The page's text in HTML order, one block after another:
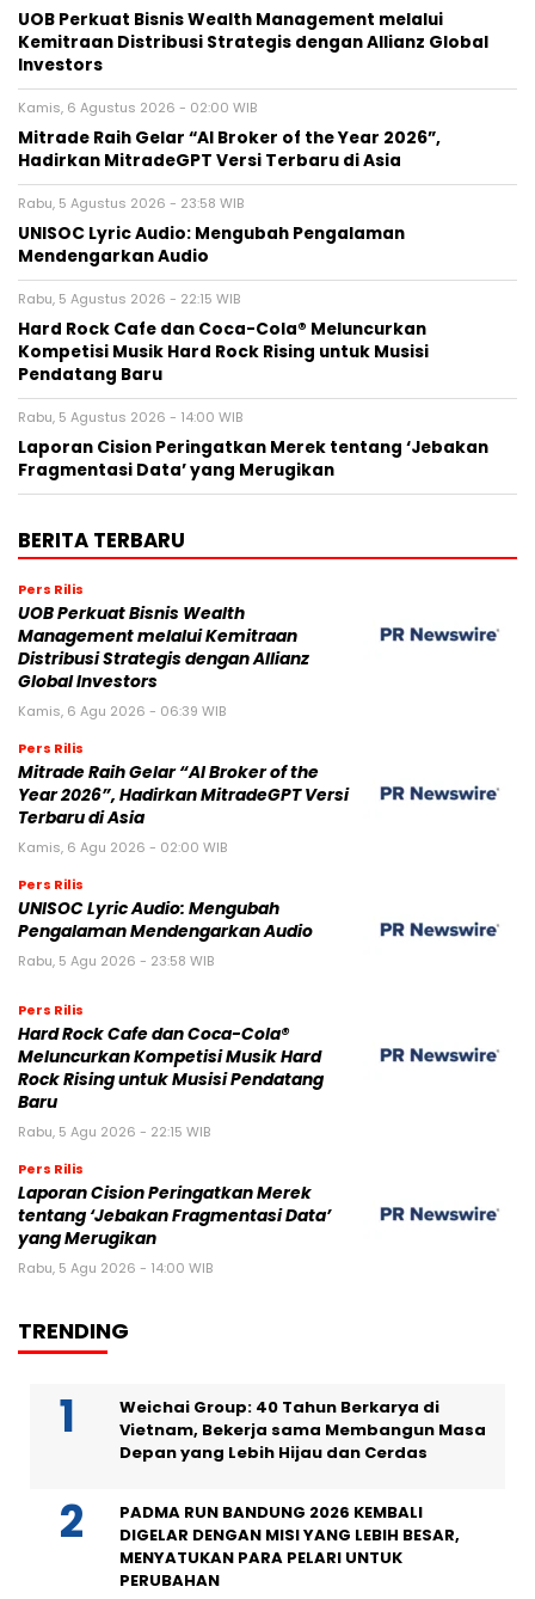
UOB Perkuat Bisnis Wealth Management melalui
Kemitraan Distribusi Strategis dengan Allianz Global
Investors
Kamis, 6 Agustus 2026 - 02:00 WIB
Mitrade Raih Gelar “AI Broker of the Year 2026”,
Hadirkan MitradeGPT Versi Terbaru di Asia
Rabu, 5 Agustus 2026 - 23:58 WIB
UNISOC Lyric Audio: Mengubah Pengalaman
Mendengarkan Audio
Rabu, 5 Agustus 2026 - 22:15 WIB
Hard Rock Cafe dan Coca-Cola® Meluncurkan
Kompetisi Musik Hard Rock Rising untuk Musisi
Pendatang Baru
Rabu, 5 Agustus 2026 - 14:00 WIB
Laporan Cision Peringatkan Merek tentang ‘Jebakan
Fragmentasi Data’ yang Merugikan
BERITA TERBARU
Pers Rilis
UOB Perkuat Bisnis Wealth
Management melalui Kemitraan
Distribusi Strategis dengan Allianz
Global Investors
Kamis, 6 Agu 2026 - 06:39 WIB
Pers Rilis
Mitrade Raih Gelar “AI Broker of the
Year 2026”, Hadirkan MitradeGPT Versi
Terbaru di Asia
Kamis, 6 Agu 2026 - 02:00 WIB
Pers Rilis
UNISOC Lyric Audio: Mengubah
Pengalaman Mendengarkan Audio
Rabu, 5 Agu 2026 - 23:58 WIB
Pers Rilis
Hard Rock Cafe dan Coca-Cola®
Meluncurkan Kompetisi Musik Hard
Rock Rising untuk Musisi Pendatang
Baru
Rabu, 5 Agu 2026 - 22:15 WIB
Pers Rilis
Laporan Cision Peringatkan Merek
tentang ‘Jebakan Fragmentasi Data’
yang Merugikan
Rabu, 5 Agu 2026 - 14:00 WIB
TRENDING
Weichai Group: 40 Tahun Berkarya di
Vietnam, Bekerja sama Membangun Masa
Depan yang Lebih Hijau dan Cerdas
PADMA RUN BANDUNG 2026 KEMBALI
DIGELAR DENGAN MISI YANG LEBIH BESAR,
MENYATUKAN PARA PELARI UNTUK
PERUBAHAN